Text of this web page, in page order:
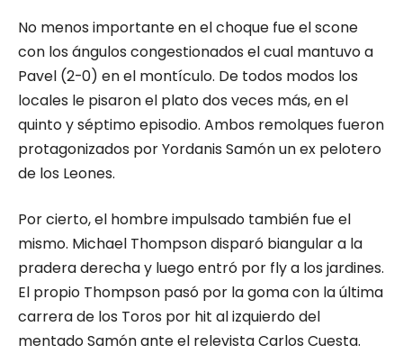
No menos importante en el choque fue el scone
con los ángulos congestionados el cual mantuvo a
Pavel (2-0) en el montículo. De todos modos los
locales le pisaron el plato dos veces más, en el
quinto y séptimo episodio. Ambos remolques fueron
protagonizados por Yordanis Samón un ex pelotero
de los Leones.
Por cierto, el hombre impulsado también fue el
mismo. Michael Thompson disparó biangular a la
pradera derecha y luego entró por fly a los jardines.
El propio Thompson pasó por la goma con la última
carrera de los Toros por hit al izquierdo del
mentado Samón ante el relevista Carlos Cuesta.